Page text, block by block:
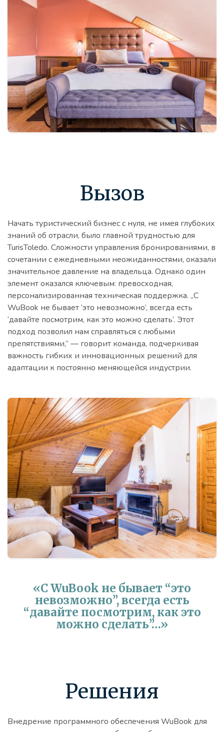
Вызов
Начать туристический бизнес с нуля, не имея глубоких
знаний об отрасли, было главной трудностью для
TurisToledo. Сложности управления бронированиями, в
сочетании с ежедневными неожиданностями, оказали
значительное давление на владельца. Однако один
элемент оказался ключевым: превосходная,
персонализированная техническая поддержка. „С
WuBook не бывает ‘это невозможно’, всегда есть
‘давайте посмотрим, как это можно сделать’. Этот
подход позволил нам справляться с любыми
препятствиями,” — говорит команда, подчеркивая
важность гибких и инновационных решений для
адаптации к постоянно меняющейся индустрии.
«С WuBook не бывает “это
невозможно”, всегда есть
“давайте посмотрим, как это
можно сделать”…»
Решения
Внедрение программного обеспечения WuBook для